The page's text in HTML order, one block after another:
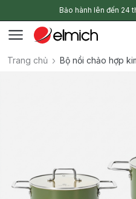
Bảo hành lên đến 24
Trang chủ Bộ nồi chảo hợp